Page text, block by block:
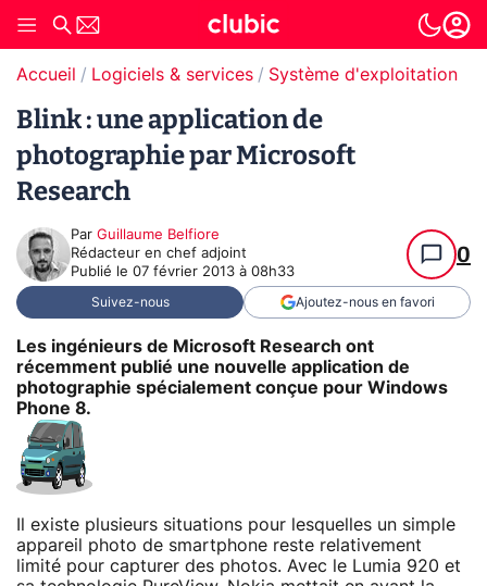
Accueil Logiciels & services Système d'exploitation
Blink : une application de
photographie par Microsoft
Research
Par Guillaume Belfiore
Rédacteur en chef adjoint
Publié le 07 février 2013 à 08h33
0
Suivez-nous Ajoutez-nous en favori
Les ingénieurs de Microsoft Research ont
récemment publié une nouvelle application de
photographie spécialement conçue pour Windows
Phone 8.
Il existe plusieurs situations pour lesquelles un simple
appareil photo de smartphone reste relativement
limité pour capturer des photos. Avec le Lumia 920 et